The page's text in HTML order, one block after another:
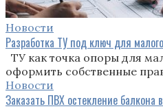
Новости
Разработка ТУ под ключ для
ТУ как точка опоры для
оформить собственные
Новости
Заказать ПВХ остекление